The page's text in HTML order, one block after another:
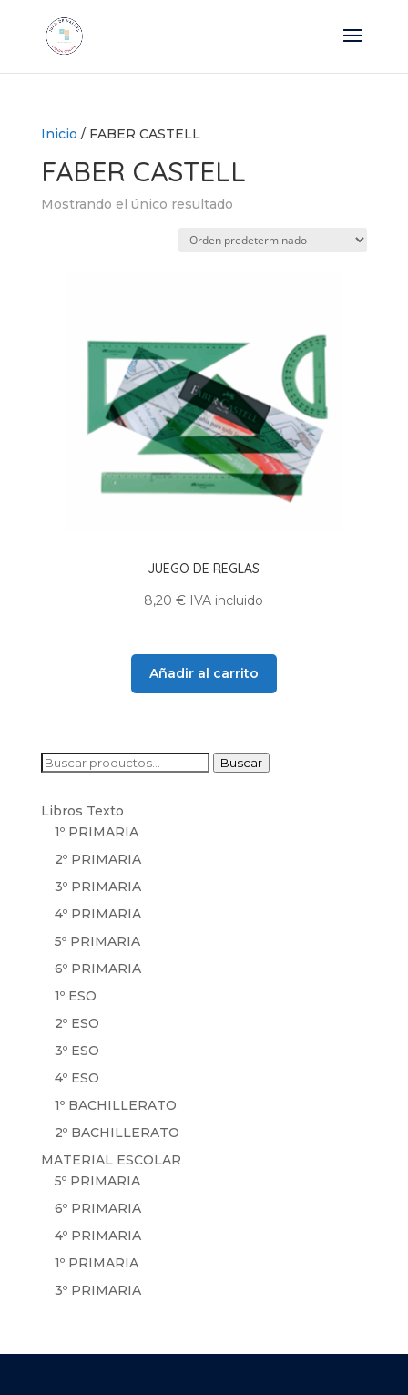
Inicio / FABER CASTELL
FABER CASTELL
Mostrando el único resultado
JUEGO DE REGLAS
8,20€ IVA incluido
Añadir al carrito
Buscar
Buscar
Libros Texto
1º PRIMARIA
2º PRIMARIA
3º PRIMARIA
4º PRIMARIA
5º PRIMARIA
6º PRIMARIA
1º ESO
2º ESO
3º ESO
4º ESO
1º BACHILLERATO
2º BACHILLERATO
MATERIAL ESCOLAR
5º PRIMARIA
6º PRIMARIA
4º PRIMARIA
1º PRIMARIA
3º PRIMARIA